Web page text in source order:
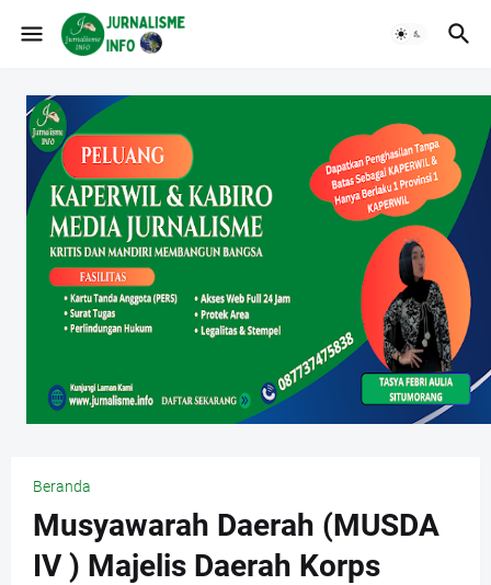
Beranda
Musyawarah Daerah (MUSDA
IV ) Majelis Daerah Korps